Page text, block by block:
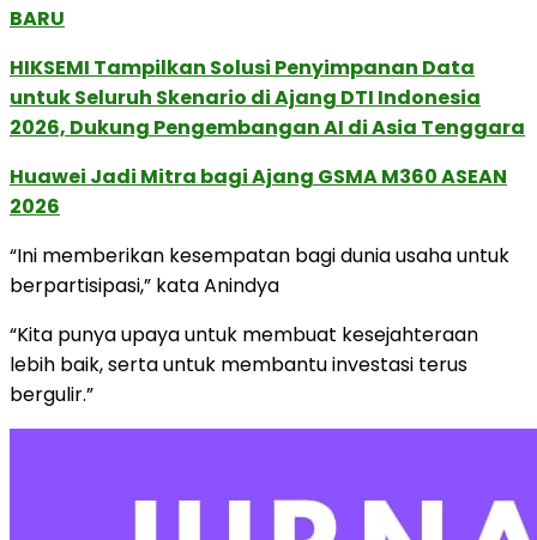
BARU
HIKSEMI Tampilkan Solusi Penyimpanan Data
untuk Seluruh Skenario di Ajang DTI Indonesia
2026, Dukung Pengembangan AI di Asia Tenggara
Huawei Jadi Mitra bagi Ajang GSMA M360 ASEAN
2026
“Ini memberikan kesempatan bagi dunia usaha untuk
berpartisipasi,” kata Anindya
“Kita punya upaya untuk membuat kesejahteraan
lebih baik, serta untuk membantu investasi terus
bergulir.”